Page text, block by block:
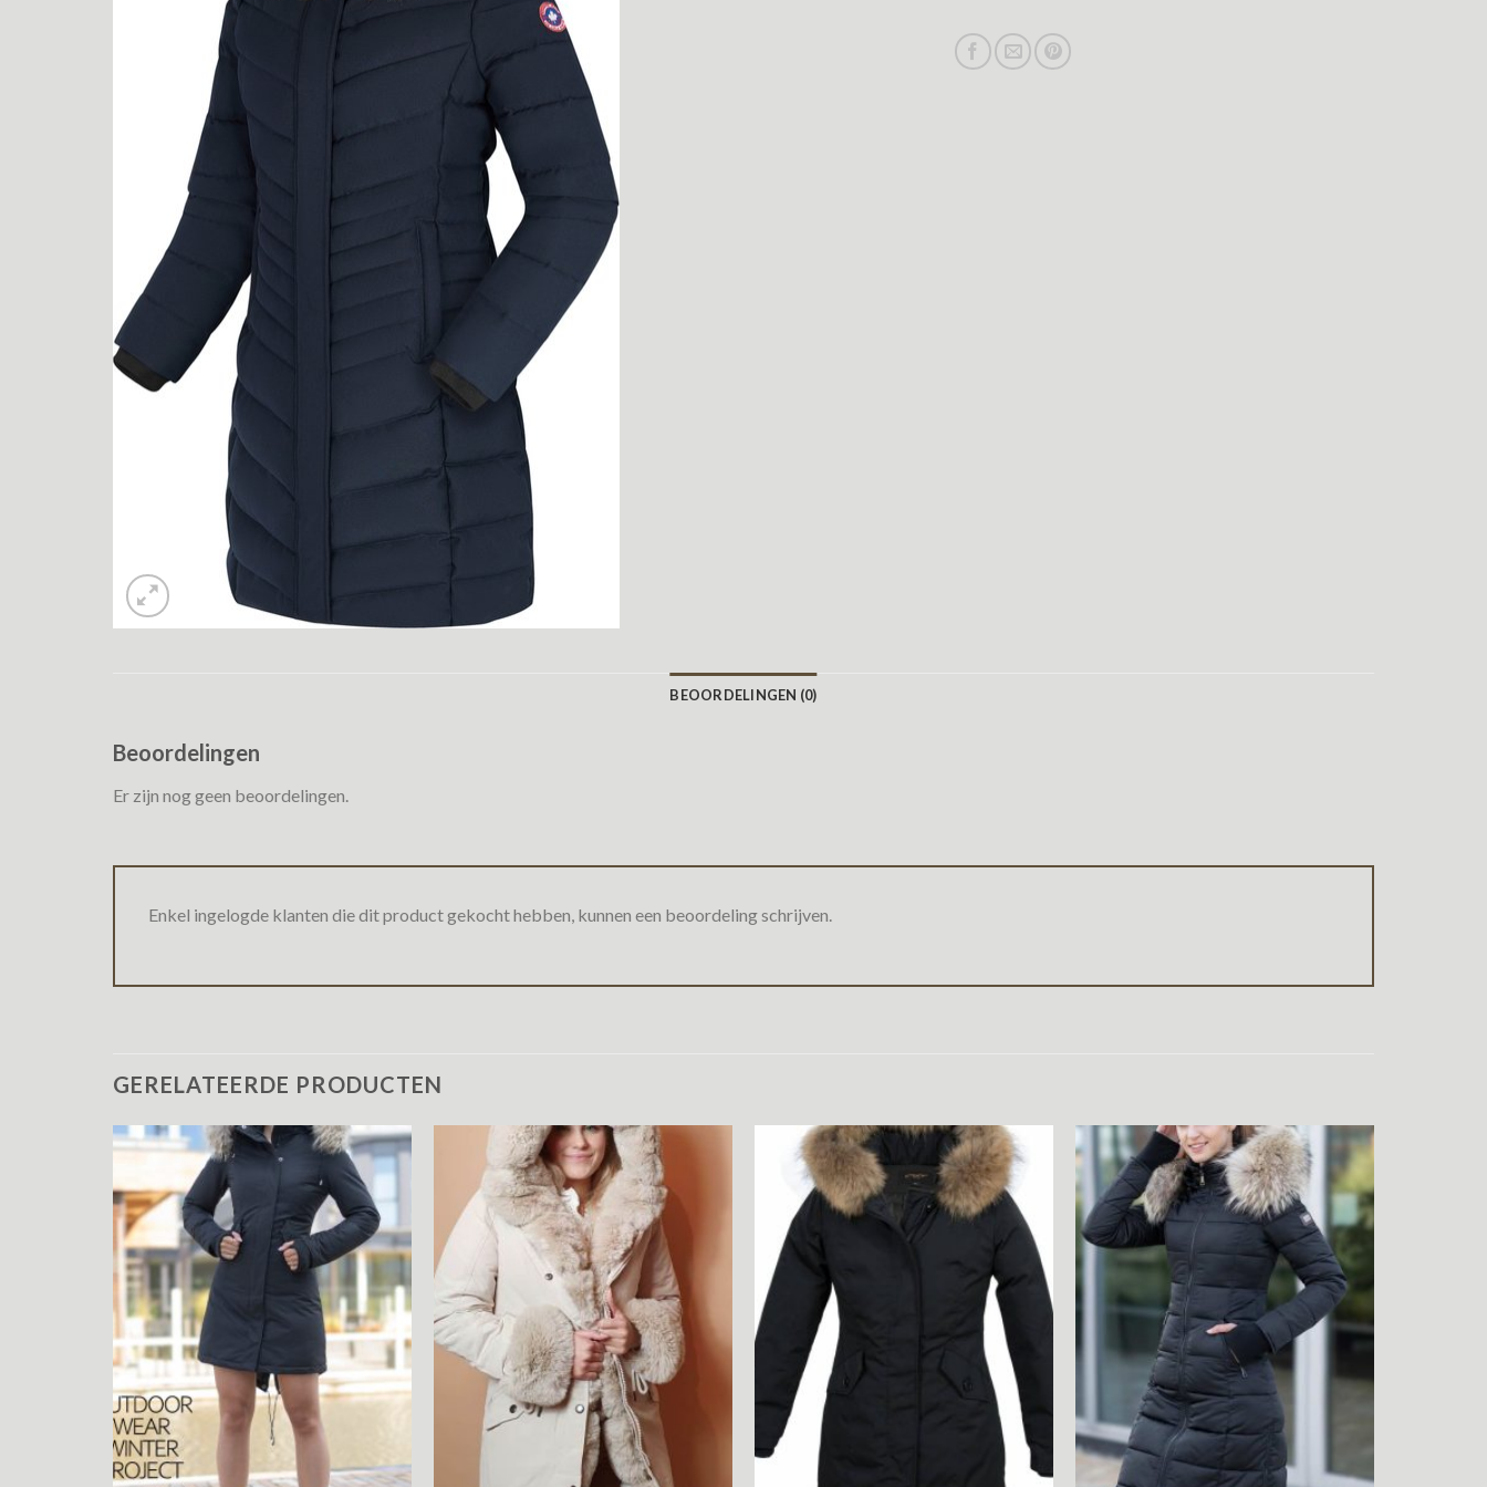
BEOORDELINGEN (0)
Beoordelingen
Er zijn nog geen beoordelingen.
Enkel ingelogde klanten die dit product gekocht hebben, kunnen een beoordeling schrijven.
GERELATEERDE PRODUCTEN